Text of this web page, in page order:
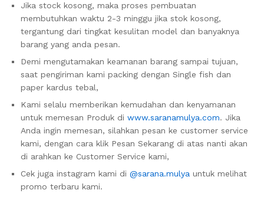
Jika stock kosong, maka proses pembuatan
membutuhkan waktu 2-3 minggu jika stok kosong,
tergantung dari tingkat kesulitan model dan banyaknya
barang yang anda pesan.
Demi mengutamakan keamanan barang sampai tujuan,
saat pengiriman kami packing dengan Single fish dan
paper kardus tebal,
Kami selalu memberikan kemudahan dan kenyamanan
untuk memesan Produk di www.saranamulya.com. Jika
Anda ingin memesan, silahkan pesan ke customer service
kami, dengan cara klik Pesan Sekarang di atas nanti akan
di arahkan ke Customer Service kami,
Cek juga instagram kami di @sarana.mulya untuk melihat
promo terbaru kami.